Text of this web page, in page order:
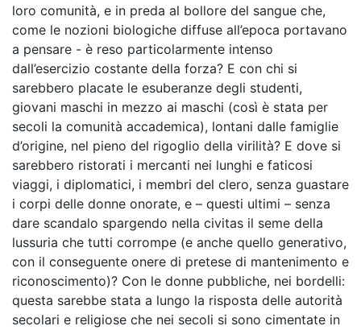
loro comunità, e in preda al bollore del sangue che,
come le nozioni biologiche diffuse all’epoca portavano
a pensare - è reso particolarmente intenso
dall’esercizio costante della forza? E con chi si
sarebbero placate le esuberanze degli studenti,
giovani maschi in mezzo ai maschi (così è stata per
secoli la comunità accademica), lontani dalle famiglie
d’origine, nel pieno del rigoglio della virilità? E dove si
sarebbero ristorati i mercanti nei lunghi e faticosi
viaggi, i diplomatici, i membri del clero, senza guastare
i corpi delle donne onorate, e – questi ultimi – senza
dare scandalo spargendo nella civitas il seme della
lussuria che tutti corrompe (e anche quello generativo,
con il conseguente onere di pretese di mantenimento e
riconoscimento)? Con le donne pubbliche, nei bordelli:
questa sarebbe stata a lungo la risposta delle autorità
secolari e religiose che nei secoli si sono cimentate in